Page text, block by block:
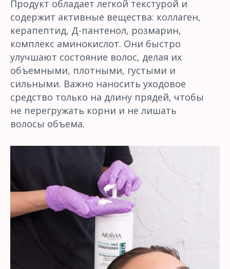
Продукт обладает легкой текстурой и
содержит активные вещества: коллаген,
керапептид, Д-пантенол, розмарин,
комплекс аминокислот. Они быстро
улучшают состояние волос, делая их
объемными, плотными, густыми и
сильными. Важно наносить уходовое
средство только на длину прядей, чтобы
не перегружать корни и не лишать
волосы объема.